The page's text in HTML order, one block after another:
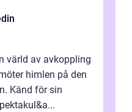
värld av avkoppling
himlen på den
Känd för sin